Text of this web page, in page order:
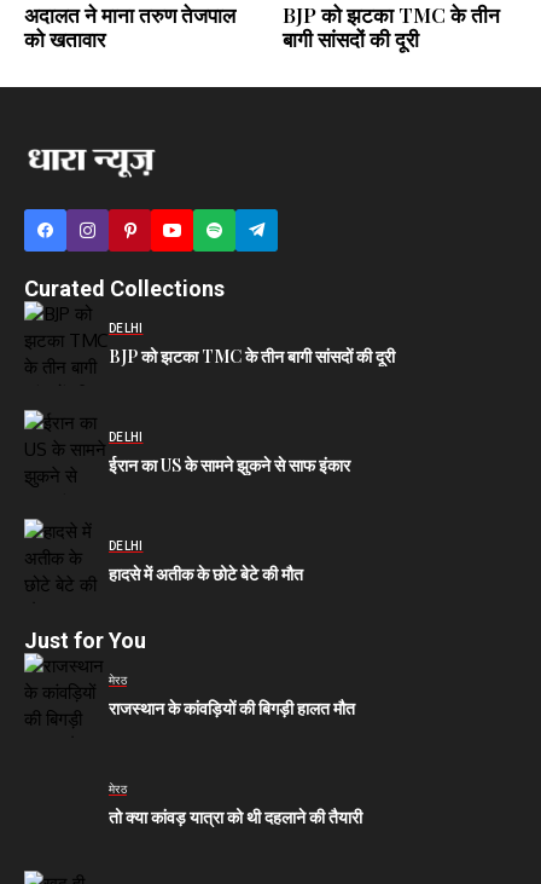
अदालत ने माना तरुण तेजपाल
को खतावार
BJP को झटका TMC के तीन
बागी सांसदों की दूरी
Curated Collections
DELHI
BJP को झटका TMC के तीन बागी सांसदों की दूरी
DELHI
ईरान का US के सामने झुकने से साफ इंकार
DELHI
हादसे में अतीक के छोटे बेटे की मौत
Just for You
मेरठ
राजस्थान के कांवड़ियों की बिगड़ी हालत मौत
मेरठ
तो क्या कांवड़ यात्रा को थी दहलाने की तैयारी